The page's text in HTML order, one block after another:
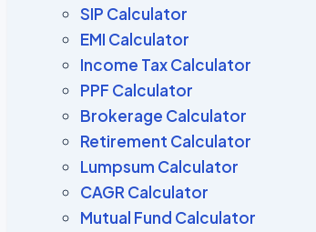
SIP Calculator
EMI Calculator
Income Tax Calculator
PPF Calculator
Brokerage Calculator
Retirement Calculator
Lumpsum Calculator
CAGR Calculator
Mutual Fund Calculator